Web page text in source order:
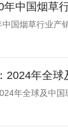
年中国烟草
国烟草行业产
2024年全
年全球及中